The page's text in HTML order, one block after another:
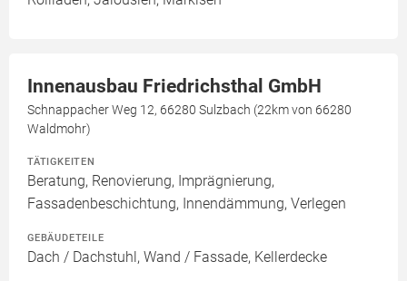
Innenausbau Friedrichsthal GmbH
Schnappacher Weg 12, 66280 Sulzbach (22km von 66280
Waldmohr)
TÄTIGKEITEN
Beratung, Renovierung, Imprägnierung,
Fassadenbeschichtung, Innendämmung, Verlegen
GEBÄUDETEILE
Dach / Dachstuhl, Wand / Fassade, Kellerdecke